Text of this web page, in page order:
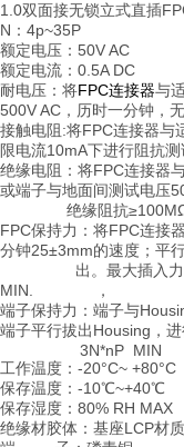
1.0双面接无锁立式直插
N：4p~35P
额定电压：50V AC
额定电流：0.5A DC
耐电压：将FPC连接器与
500V AC，历时一分钟，
接触电阻:将FPC连接器与
限电流10mA下进行阻抗
绝缘电阻：将FPC连接器
或端子与地面间测试电压
绝缘阻抗≥100MΩ
FPC保持力：将FPC连接
分钟25±3mm的速度；平
出。 最大插入
MIN.
，
端子保持力：端子与
端子平行拔出Housing
3N*nP MIN
工作温度：-20°C~ +80°C
保存温度：-10℃~+40℃
保存湿度：80% RH MAX
绝缘材胶体：基座LCP材